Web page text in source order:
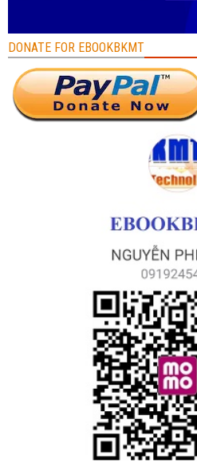
DONATE FOR EBOOKBKMT